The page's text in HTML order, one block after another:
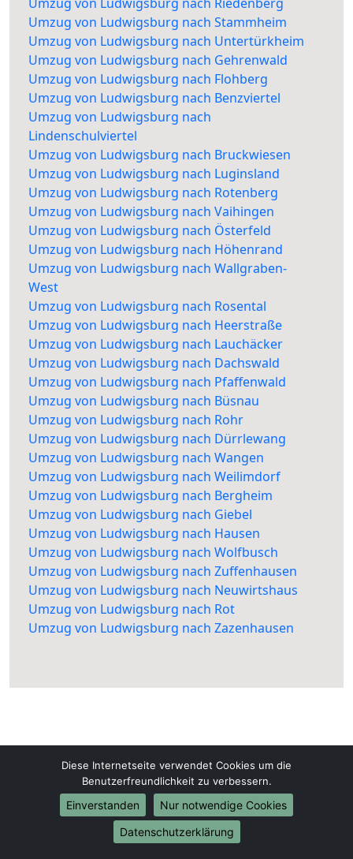
Umzug von Ludwigsburg nach Stammheim
Umzug von Ludwigsburg nach Untertürkheim
Umzug von Ludwigsburg nach Gehrenwald
Umzug von Ludwigsburg nach Flohberg
Umzug von Ludwigsburg nach Benzviertel
Umzug von Ludwigsburg nach
Lindenschulviertel
Umzug von Ludwigsburg nach Bruckwiesen
Umzug von Ludwigsburg nach Luginsland
Umzug von Ludwigsburg nach Rotenberg
Umzug von Ludwigsburg nach Vaihingen
Umzug von Ludwigsburg nach Österfeld
Umzug von Ludwigsburg nach Höhenrand
Umzug von Ludwigsburg nach Wallgraben-
West
Umzug von Ludwigsburg nach Rosental
Umzug von Ludwigsburg nach Heerstraße
Umzug von Ludwigsburg nach Lauchäcker
Umzug von Ludwigsburg nach Dachswald
Umzug von Ludwigsburg nach Pfaffenwald
Umzug von Ludwigsburg nach Büsnau
Umzug von Ludwigsburg nach Rohr
Umzug von Ludwigsburg nach Dürrlewang
Umzug von Ludwigsburg nach Wangen
Umzug von Ludwigsburg nach Weilimdorf
Umzug von Ludwigsburg nach Bergheim
Umzug von Ludwigsburg nach Giebel
Umzug von Ludwigsburg nach Hausen
Umzug von Ludwigsburg nach Wolfbusch
Umzug von Ludwigsburg nach Zuffenhausen
Umzug von Ludwigsburg nach Neuwirtshaus
Umzug von Ludwigsburg nach Rot
Umzug von Ludwigsburg nach Zazenhausen
Umzugsfirma-Ludwigsburg.de
Ludwigsburg
01579-2632770
Diese Internetseite verwendet Cookies um die
Benutzerfreundlichkeit zu verbessern.
Einverstanden
Nur notwendige Cookies
Datenschutzerklärung